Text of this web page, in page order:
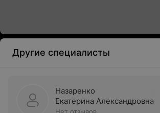
Другие специалисты
Назаренко
Екатерина Александровна